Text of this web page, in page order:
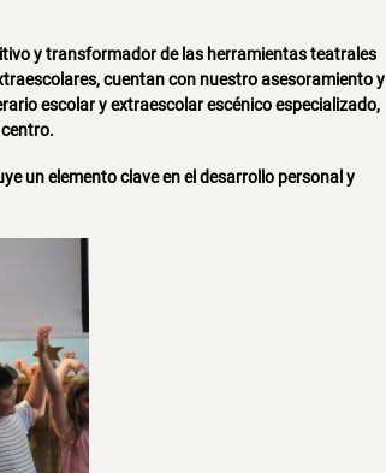
y transformador de las herramientas teatrales
cuentan con nuestro asesoramiento y
escolar y extraescolar escénico especializado,
un elemento clave en el desarrollo personal y